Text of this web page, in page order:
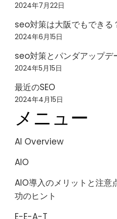
2024年7月22日
seo対策は大阪でもできる
2024年6月15日
seo対策とパンダアップデ
2024年5月15日
最近のSEO
2024年4月15日
メニュー
AI Overview
AIO
AIO導入のメリットと注意
功のヒント
E-E-A-T